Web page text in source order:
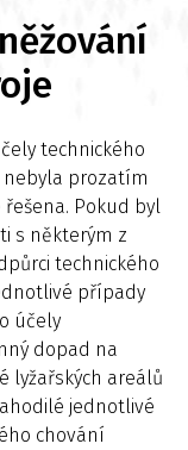
technického
prozatím
Pokud byl
s některým z
technického
případy
účely
dopad na
lyžařských areálů
jednotlivé
chování